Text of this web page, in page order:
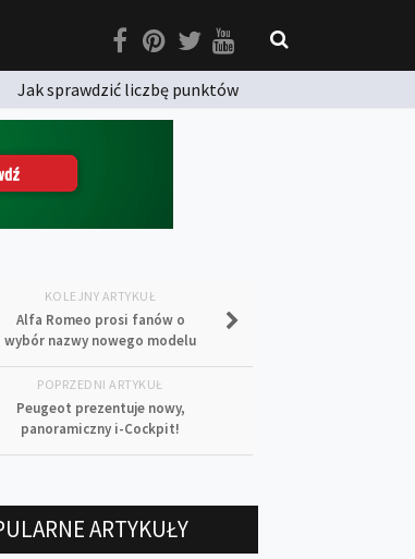
Jak sprawdzić liczbę punktów
KOLEJNY ARTYKUŁ
Alfa Romeo prosi fanów o
wybór nazwy nowego modelu
POPRZEDNI ARTYKUŁ
Peugeot prezentuje nowy,
panoramiczny i-Cockpit!
ARTYKUŁY